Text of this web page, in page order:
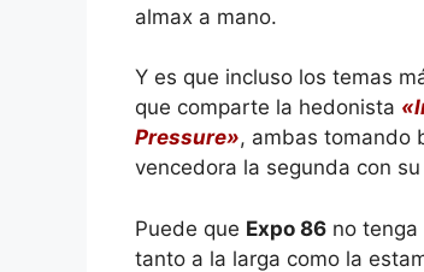
almax a mano.
Y es que incluso los temas
que comparte la hedonista
Pressure», ambas tomando
vencedora la segunda con
Puede que Expo 86 no
tanto a la larga como la